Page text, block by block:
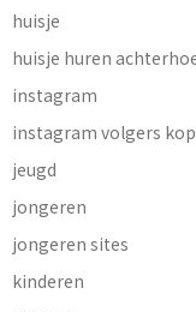
huisje
huisje huren
instagram
instagram volgers
jeugd
jongeren
jongeren sites
kinderen